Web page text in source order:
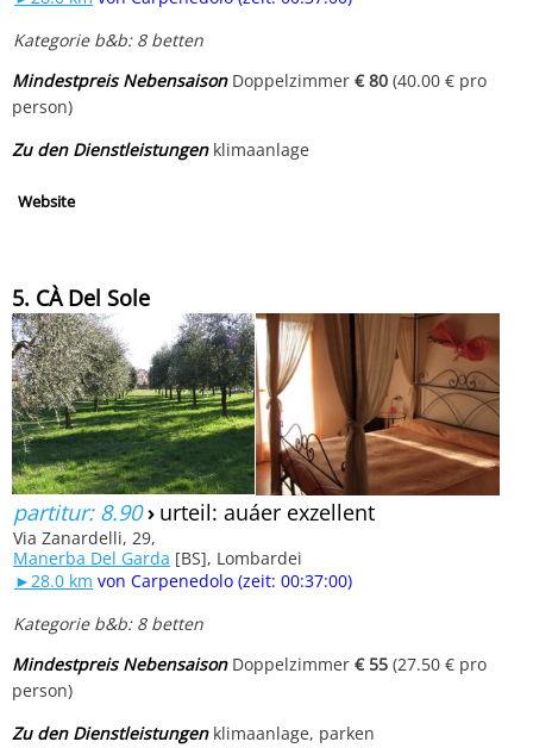
Kategorie b&b: 8 betten
Mindestpreis NebensaisonDoppelzimmer€ 80 (40.00 € pro
person)
Zu den Dienstleistungenklimaanlage
Website
5. CÀ Del Sole
partitur: 8.90› urteil: auáer exzellent
Via Zanardelli, 29,
Manerba Del Garda [BS], Lombardei
►28.0 km von Carpenedolo (zeit: 00:37:00)
Kategorie b&b: 8 betten
Mindestpreis NebensaisonDoppelzimmer€ 55 (27.50 € pro
person)
Zu den Dienstleistungenklimaanlage, parken